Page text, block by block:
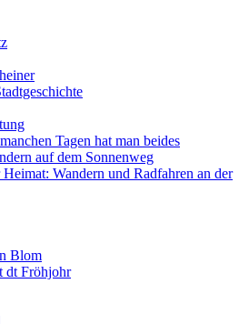
Tagen hat man beides
auf dem Sonnenweg
Wandern und Radfahren an der
Blom
dt Fröhjohr